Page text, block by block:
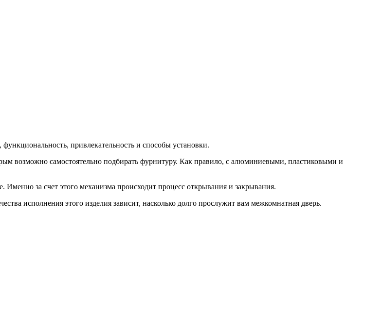
привлекательность и способы установки.
возможно самостоятельно подбирать фурнитуру. Как правило, с алюминиевыми, пластиковыми и
за счет этого механизма происходит процесс открывания и закрывания.
исполнения этого изделия зависит, насколько долго прослужит вам межкомнатная дверь.